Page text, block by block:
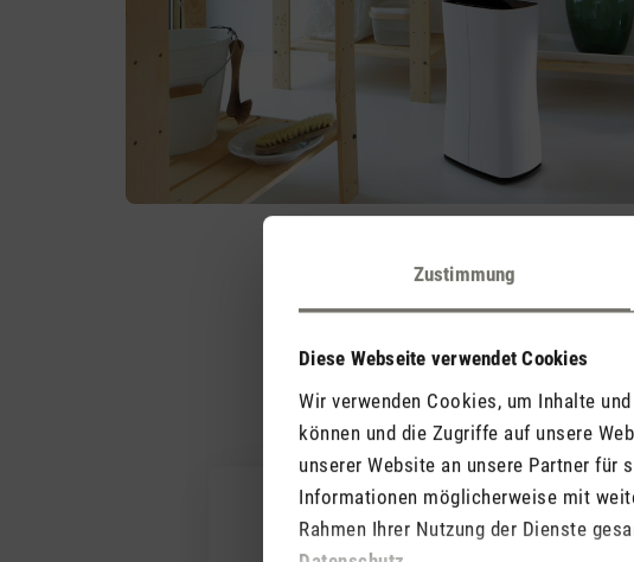
Zustimmung
Diese Webseite verwendet Cookies
Wir verwenden Cookies, um Inhalte
können und die Zugriffe auf unsere
unserer Website an unsere Partner für
Informationen möglicherweise mit
Rahmen Ihrer Nutzung der Dienste